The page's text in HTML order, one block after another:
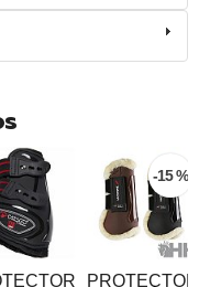
-15 %
PROTECTOR